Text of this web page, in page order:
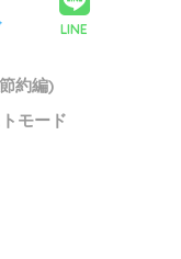
LINE
約編)
モード